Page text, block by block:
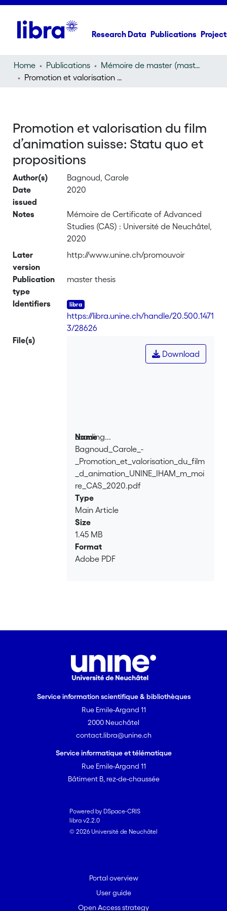
Research Data Publications
Home Publications
Mémoire de master (master thesis)
Promotion et valorisation du film d’animation suisse: Statu quo et propositions
Promotion et valorisation du film
d’animation suisse: Statu quo et
propositions
Author(s)
Bagnoud, Carole
Date
issued
2020
Notes
Mémoire de Certificate of Advanced
Studies (CAS) : Université de Neuchâtel,
2020
Later
version
http://www.unine.ch/promouvoir
Publication
type
master thesis
Identifiers
https://libra.unine.ch/handle/20.500.1471
3/28626
File(s)
Loading...
Loading...
Download
Name
Bagnoud_Carole_-
_Promotion_et_valorisation_du_film
_d_animation_UNINE_IHAM_m_moi
re_CAS_2020.pdf
Type
Main Article
Size
1.45 MB
Format
Adobe PDF
Service information scientifique & bibliothèques
Rue Emile-Argand 11
2000 Neuchâtel
contact.libra@unine.ch
Service informatique et télématique
Rue Emile-Argand 11
Bâtiment B, rez-de-chaussée
Powered by DSpace-CRIS
libra v2.2.0
© 2026 Université de Neuchâtel
Portal overview
User guide
Open Access strategy